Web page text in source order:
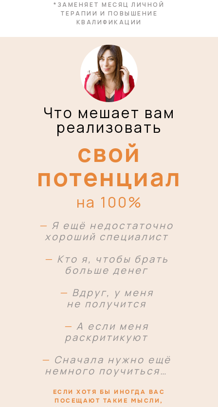
*ЗАМЕНЯЕТ МЕСЯЦ ЛИЧНОЙ
ТЕРАПИИ И ПОВЫШЕНИЕ
КВАЛИФИКАЦИИ
ЕСЛИ ХОТЯ БЫ ИНОГДА ВАС
ПОСЕЩАЮТ ТАКИЕ МЫСЛИ,
Что мешает вам
реализовать
на 100%
свой
потенциал
— Я ещё недостаточно
хороший специалист
— Кто я, чтобы брать
больше денег
— Вдруг, у меня
не получится
— А если меня
раскритикуют
— Сначала нужно ещё
немного поучиться…